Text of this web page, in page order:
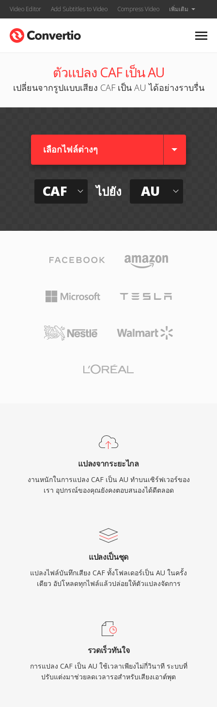
Video Editor Add Subtitles to Video Compress Video เพิ่มเติม
ตัวแปลง CAF เป็น AU
เปลี่ยนจากรูปแบบเสียง CAF เป็น AU ได้อย่างราบรื่น
เลือกไฟล์ต่างๆ​
CAF ไปยัง AU
แปลงจากระยะไกล
งานหนักในการแปลง CAF เป็น AU ทำบนเซิร์ฟเวอร์ของ
เรา อุปกรณ์ของคุณยังคงตอบสนองได้ดีตลอด
แปลงเป็นชุด
แปลงไฟล์บันทึกเสียง CAF ทั้งโฟลเดอร์เป็น AU ในครั้ง
เดียว อัปโหลดทุกไฟล์แล้วปล่อยให้ตัวแปลงจัดการ
รวดเร็วทันใจ
การแปลง CAF เป็น AU ใช้เวลาเพียงไม่กี่วินาที ระบบที่
ปรับแต่งมาช่วยลดเวลารอสำหรับเสียงเอาต์พุต